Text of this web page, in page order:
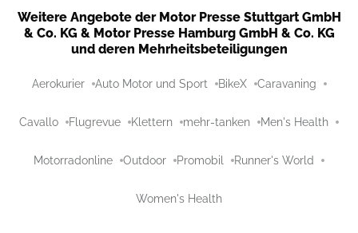
Weitere Angebote der Motor Presse Stuttgart GmbH
& Co. KG & Motor Presse Hamburg GmbH & Co. KG
und deren Mehrheitsbeteiligungen
Aerokurier Auto Motor und Sport BikeX Caravaning
Cavallo Flugrevue Klettern mehr-tanken Men's Health
Motorradonline Outdoor Promobil Runner's World
Women's Health